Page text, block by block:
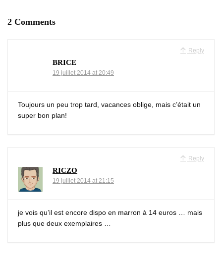
2 Comments
Reply
BRICE
19 juillet 2014 at 20:49
Toujours un peu trop tard, vacances oblige, mais c’était un
super bon plan!
Reply
RICZO
19 juillet 2014 at 21:15
je vois qu’il est encore dispo en marron à 14 euros … mais
plus que deux exemplaires …